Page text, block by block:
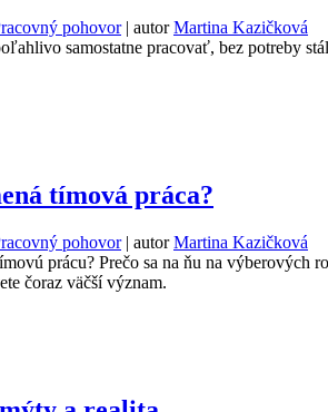
pohovor | autor Martina Kazičková
samostatne pracovať, bez potreby
tímová práca?
pohovor | autor Martina Kazičková
prácu? Prečo sa na ňu na
čoraz väčší význam.